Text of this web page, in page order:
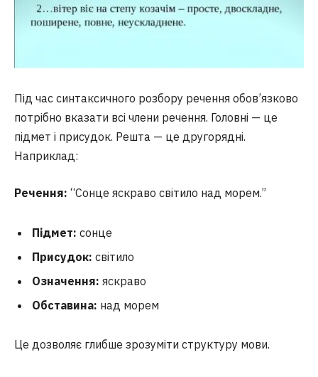
Під час синтаксичного розбору речення обов’язково
потрібно вказати всі члени речення. Головні — це
підмет і присудок. Решта — це другорядні.
Наприклад:
Речення: “Сонце яскраво світило над морем.”
Підмет: сонце
Присудок: світило
Означення: яскраво
Обставина: над морем
Це дозволяє глибше зрозуміти структуру мови.